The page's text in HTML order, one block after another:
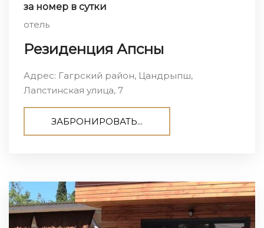
за номер в сутки
отель
Резиденция Апсны
Адрес: Гагрский район, Цандрыпш,
Лапстинская улица, 7
ЗАБРОНИРОВАТЬ...